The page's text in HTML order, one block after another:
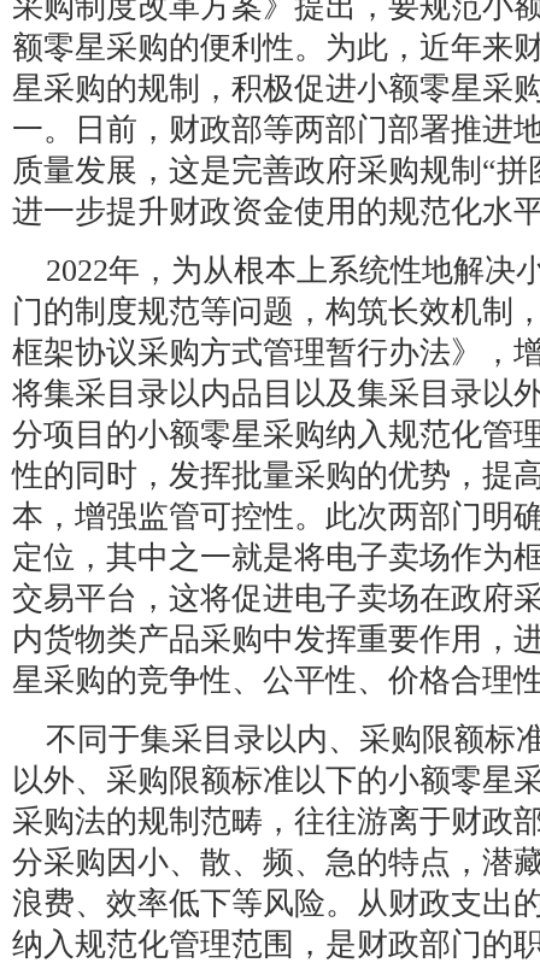
额零星采购的便利性。为此，近年来
星采购的规制，积极促进小额零星采
一。日前，财政部等两部门部署推进
质量发展，这是完善政府采购规制“
进一步提升财政资金使用的规范化水
2022年，为从根本上系统性地解决
门的制度规范等问题，构筑长效机制
框架协议采购方式管理暂行办法》，
将集采目录以内品目以及集采目录以
分项目的小额零星采购纳入规范化管
性的同时，发挥批量采购的优势，提
本，增强监管可控性。此次两部门明
定位，其中之一就是将电子卖场作为
交易平台，这将促进电子卖场在政府
内货物类产品采购中发挥重要作用，
星采购的竞争性、公平性、价格合理
不同于集采目录以内、采购限额标
以外、采购限额标准以下的小额零星
采购法的规制范畴，往往游离于财政
分采购因小、散、频、急的特点，潜
浪费、效率低下等风险。从财政支出
纳入规范化管理范围，是财政部门的